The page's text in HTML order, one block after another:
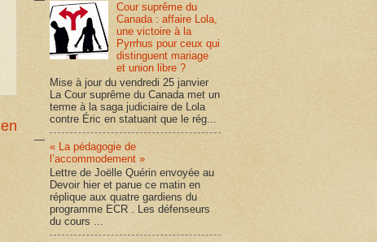
Cour suprême du
Canada : affaire Lola,
une victoire à la
Pyrrhus pour ceux qui
distinguent mariage
et union libre ?
Mise à jour du vendredi 25 janvier
La Cour suprême du Canada met un
terme à la saga judiciaire de Lola
contre Éric en statuant que le rég...
« La pédagogie de
l’accommodement »
Lettre de Joëlle Quérin envoyée au
Devoir hier et parue ce matin en
réplique aux quatre gardiens du
programme ECR . Les défenseurs
du cours ...